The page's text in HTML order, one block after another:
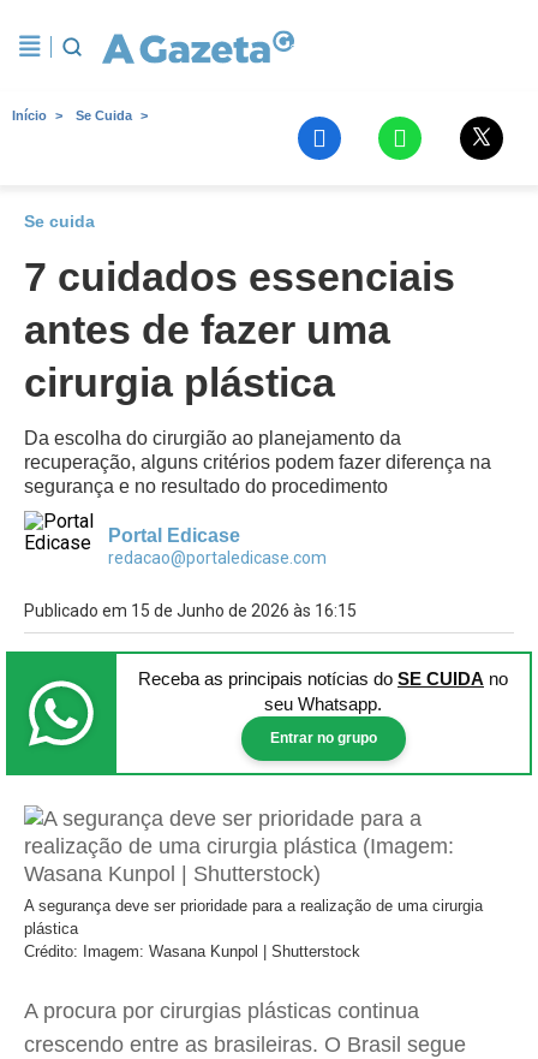
Início Se Cuida
Se cuida
7 cuidados essenciais
antes de fazer uma
cirurgia plástica
Da escolha do cirurgião ao planejamento da
recuperação, alguns critérios podem fazer diferença na
segurança e no resultado do procedimento
Portal Edicase
redacao@portaledicase.com
Publicado em 15 de Junho de 2026 às 16:15
Receba as principais notícias do SE CUIDA no
seu Whatsapp.
Entrar no grupo
A segurança deve ser prioridade para a realização de uma cirurgia
plástica
Crédito: Imagem: Wasana Kunpol | Shutterstock
A procura por cirurgias plásticas continua
crescendo entre as brasileiras. O Brasil segue